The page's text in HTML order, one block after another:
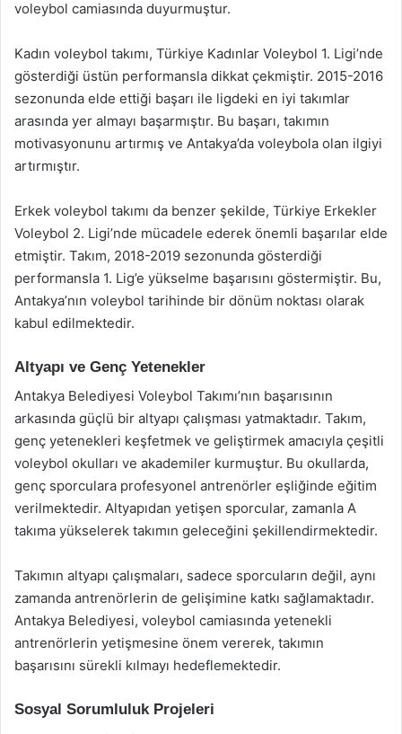
voleybol camiasında duyurmuştur.
Kadın voleybol takımı, Türkiye Kadınlar Voleybol 1. Ligi’nde
gösterdiği üstün performansla dikkat çekmiştir. 2015-2016
sezonunda elde ettiği başarı ile ligdeki en iyi takımlar
arasında yer almayı başarmıştır. Bu başarı, takımın
motivasyonunu artırmış ve Antakya’da voleybola olan ilgiyi
artırmıştır.
Erkek voleybol takımı da benzer şekilde, Türkiye Erkekler
Voleybol 2. Ligi’nde mücadele ederek önemli başarılar elde
etmiştir. Takım, 2018-2019 sezonunda gösterdiği
performansla 1. Lig’e yükselme başarısını göstermiştir. Bu,
Antakya’nın voleybol tarihinde bir dönüm noktası olarak
kabul edilmektedir.
Altyapı ve Genç Yetenekler
Antakya Belediyesi Voleybol Takımı’nın başarısının
arkasında güçlü bir altyapı çalışması yatmaktadır. Takım,
genç yetenekleri keşfetmek ve geliştirmek amacıyla çeşitli
voleybol okulları ve akademiler kurmuştur. Bu okullarda,
genç sporculara profesyonel antrenörler eşliğinde eğitim
verilmektedir. Altyapıdan yetişen sporcular, zamanla A
takıma yükselerek takımın geleceğini şekillendirmektedir.
Takımın altyapı çalışmaları, sadece sporcuların değil, aynı
zamanda antrenörlerin de gelişimine katkı sağlamaktadır.
Antakya Belediyesi, voleybol camiasında yetenekli
antrenörlerin yetişmesine önem vererek, takımın
başarısını sürekli kılmayı hedeflemektedir.
Sosyal Sorumluluk Projeleri